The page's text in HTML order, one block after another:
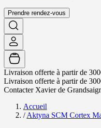
Prendre rendez-vous
Livraison offerte à partir de
Livraison offerte à partir de
Contacter Xavier de
Accueil
/ Aktyna SCM Cortex